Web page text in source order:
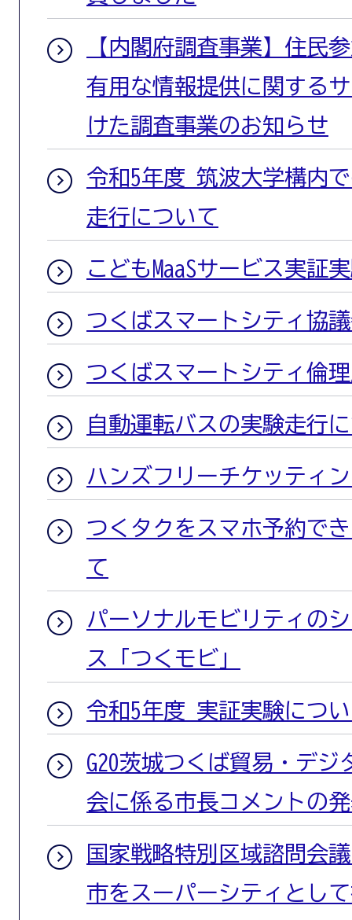
【内閣府調査事業】住民
有用な情報提供に関する
けた調査事業のお知らせ
令和5年度 筑波大学構内
走行について
こどもMaaSサービス実証
つくばスマートシティ協
つくばスマートシティ倫
自動運転バスの実験走行
ハンズフリーチケッティ
つくタクをスマホ予約で
て
パーソナルモビリティの
ス「つくモビ」
令和5年度 実証実験につ
G20茨城つくば貿易・デジ
会に係る市長コメントの
国家戦略特別区域諮問会
市をスーパーシティとし